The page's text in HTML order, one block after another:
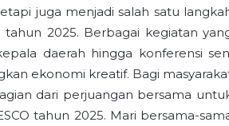
juga menjadi salah satu
2025. Berbagai kegiatan
daerah hingga konferensi
ekonomi kreatif. Bagi
dari perjuangan bersama
tahun 2025. Mari bersama-